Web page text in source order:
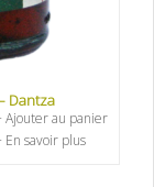
Dantza
Ajouter au panier
En savoir plus